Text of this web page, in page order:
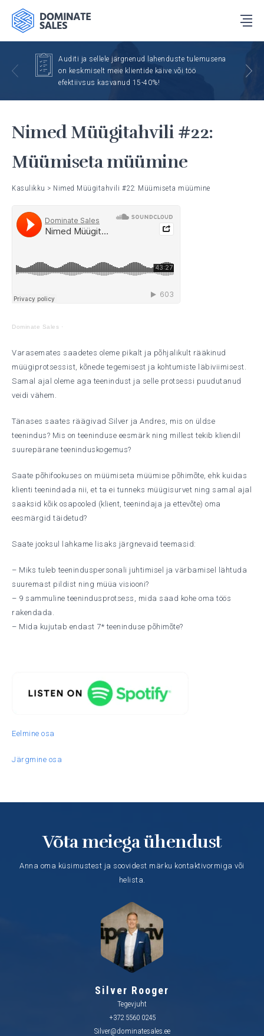
Auditi ja sellele järgnenud lahenduste tulemusena
on keskmiselt meie klientide käive või töö
efektiivsus kasvanud 15-40%!
Nimed Müügitahvili #22:
Müümiseta müümine
Kasulikku > Nimed Müügitahvili #22: Müümiseta müümine
Dominate Sales ·
Varasemates saadetes oleme pikalt ja põhjalikult rääkinud
müügiprotsessist, kõnede tegemisest ja kohtumiste läbiviimisest.
Samal ajal oleme aga teenindust ja selle protsessi puudutanud
veidi vähem.
Tänases saates räägivad Silver ja Andres, mis on üldse
teenindus? Mis on teeninduse eesmärk ning millest tekib kliendil
suurepärane teeninduskogemus?
Saate põhifookuses on müümiseta müümise põhimõte, ehk kuidas
klienti teenindada nii, et ta ei tunneks müügisurvet ning samal ajal
saaksid kõik osapooled (klient, teenindaja ja ettevõte) oma
eesmärgid täidetud?
Saate jooksul lahkame lisaks järgnevaid teemasid:
– Miks tuleb teeninduspersonali juhtimisel ja värbamisel lähtuda
suuremast pildist ning müüa visiooni?
– 9 sammuline teenindusprotsess, mida saad kohe oma töös
rakendada.
– Mida kujutab endast 7* teeninduse põhimõte?
Eelmine osa
Järgmine osa
Võta meiega ühendust
Anna oma küsimustest ja soovidest märku kontaktivormiga või
helista.
Silver Rooger
Tegevjuht
+372 5560 0245
Silver@dominatesales.ee